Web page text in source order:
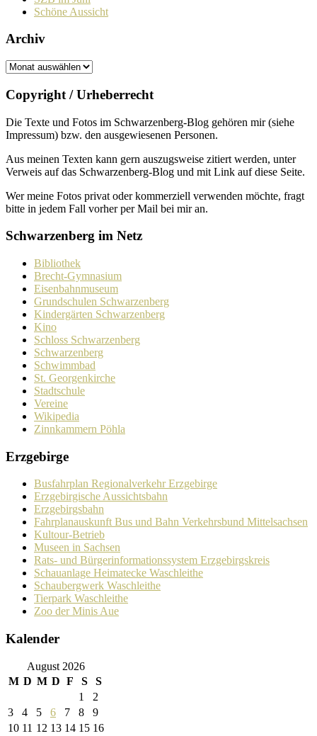
Schöne Aussicht
Archiv
Archiv
Copyright / Urheberrecht
Die Texte und Fotos im Schwarzenberg-Blog gehören mir (siehe
Impressum) bzw. den ausge­wie­senen Personen.
Aus meinen Texten kann gern auszugs­weise zitiert werden, unter
Verweis auf das Schwarzenberg-Blog und mit Link auf diese Seite.
Wer meine Fotos privat oder kommer­ziell verwenden möchte, fragt
bitte in jedem Fall vorher per Mail bei mir an.
Schwarzenberg im Netz
Bibliothek
Brecht-Gymnasium
Eisenbahnmuseum
Grundschulen Schwarzenberg
Kindergärten Schwarzenberg
Kino
Schloss Schwarzenberg
Schwarzenberg
Schwimmbad
St. Georgenkirche
Stadtschule
Vereine
Wikipedia
Zinnkammern Pöhla
Erzgebirge
Busfahrplan Regionalverkehr Erzgebirge
Erzgebirgische Aussichtsbahn
Erzgebirgsbahn
Fahrplanauskunft Bus und Bahn Verkehrsbund Mittelsachsen
Kultour-Betrieb
Museen in Sachsen
Rats- und Bürgerinformationssystem Erzgebirgskreis
Schauanlage Heimatecke Waschleithe
Schaubergwerk Waschleithe
Tierpark Waschleithe
Zoo der Minis Aue
Kalender
August 2026
M D M D F S
S
1
2
3
4 5 6 7 8
9
10 11 12 13 14 15 16